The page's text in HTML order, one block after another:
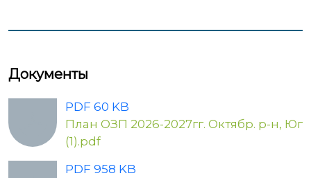
Документы
PDF 60 KB
План ОЗП 2026-2027гг. Октябр. р-н, Юг
(1).pdf
PDF 958 KB